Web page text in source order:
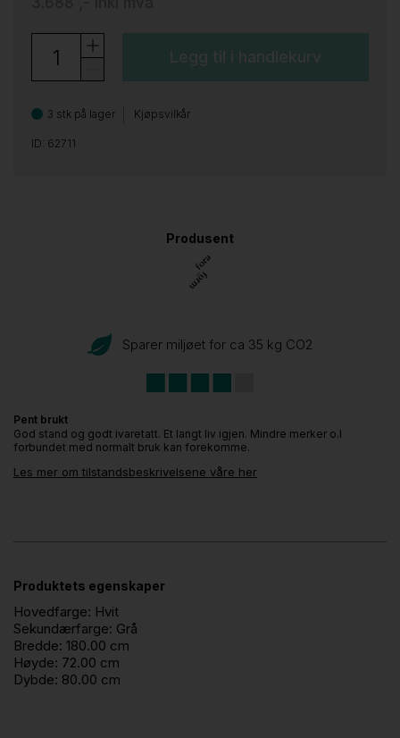
Legg til i handlekurv
3 stk på lager Kjøpsvilkår
ID: 62711
Produsent
Sparer miljøet for ca 35 kg CO2
Pent brukt
God stand og godt ivaretatt. Et langt liv igjen. Mindre merker o.l
forbundet med normalt bruk kan forekomme.
Les mer om tilstandsbeskrivelsene våre her
Produktets egenskaper
Hovedfarge: Hvit
Sekundærfarge: Grå
Bredde: 180.00 cm
Høyde: 72.00 cm
Dybde: 80.00 cm